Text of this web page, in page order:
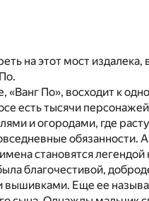
на этот мост
«Ванг По», восходит к
есть тысячи
и огородами, где
обязанности.
становятся легендой
благочестивой,
вышивками. Еще ее